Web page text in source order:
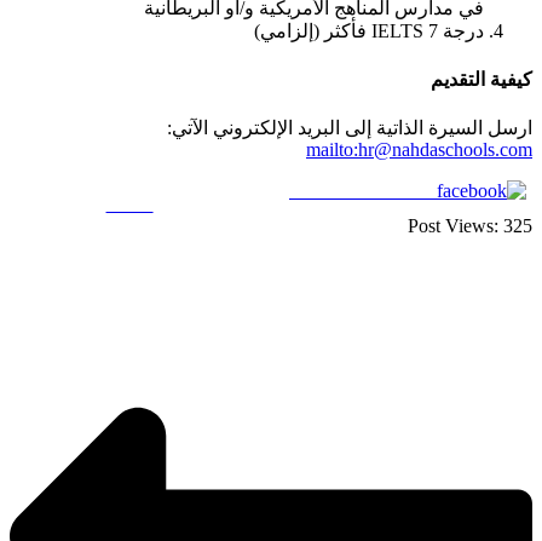
في مدارس المناهج الأمريكية و/أو البريطانية
درجة 7 IELTS فأكثر (إلزامي)
كيفية التقديم
ارسل السيرة الذاتية إلى البريد الإلكتروني الآتي:
mailto:hr@nahdaschools.com
Post Views: 325